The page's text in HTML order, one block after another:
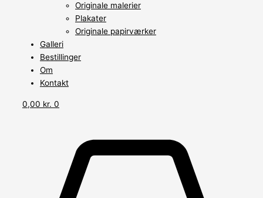
Originale malerier
Plakater
Originale papirværker
Galleri
Bestillinger
Om
Kontakt
0,00 kr. 0